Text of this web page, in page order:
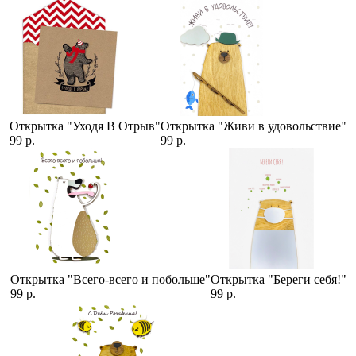
Открытка "Уходя В Отрыв"
99 р.
Открытка "Живи в удовольствие"
99 р.
Открытка "Всего-всего и побольше"
99 р.
Открытка "Береги себя!"
99 р.